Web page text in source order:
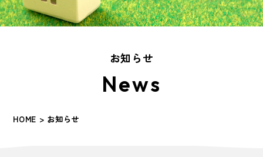
お知らせ
News
HOME > お知らせ